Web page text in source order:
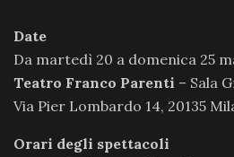
Date
Da martedì 20 a domenica 25
Teatro Franco Parenti – Sala
Via Pier Lombardo 14, 20135
Orari degli spettacoli